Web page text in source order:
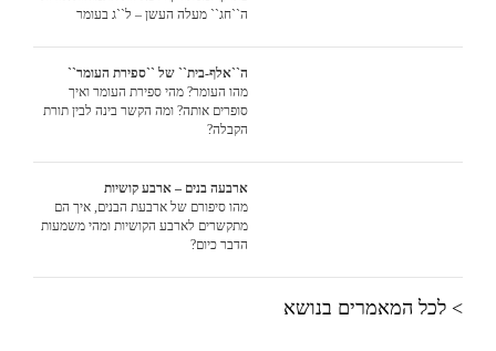
ה``חג`` מעלה העשן – ל``ג בעומר
ה``אלף-בית`` של ``ספירת העומר``
מהו העומר? מהי ספירת העומר ואיך
סופרים אותה? ומה הקשר בינה לבין תורת
הקבלה?
ארבעה בנים – ארבע קושיות
מהו סיפורם של ארבעת הבנים, איך הם
מתקשרים לארבע הקושיות ומהי משמעות
הדבר כיום?
> לכל המאמרים בנושא